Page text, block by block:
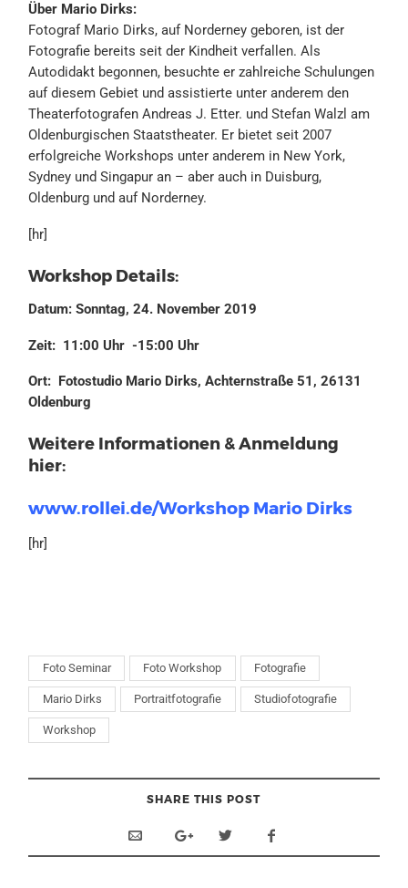
Über Mario Dirks:
Fotograf Mario Dirks, auf Norderney geboren, ist der
Fotografie bereits seit der Kindheit verfallen. Als
Autodidakt begonnen, besuchte er zahlreiche Schulungen
auf diesem Gebiet und assistierte unter anderem den
Theaterfotografen Andreas J. Etter. und Stefan Walzl am
Oldenburgischen Staatstheater. Er bietet seit 2007
erfolgreiche Workshops unter anderem in New York,
Sydney und Singapur an – aber auch in Duisburg,
Oldenburg und auf Norderney.
[hr]
Workshop Details:
Datum: Sonntag, 24. November 2019
Zeit: 11:00 Uhr -15:00 Uhr
Ort: Fotostudio Mario Dirks, Achternstraße 51, 26131
Oldenburg
Weitere Informationen & Anmeldung
hier:
www.rollei.de/Workshop Mario Dirks
[hr]
Foto Seminar Foto Workshop Fotografie
Mario Dirks Portraitfotografie Studiofotografie
Workshop
SHARE THIS POST